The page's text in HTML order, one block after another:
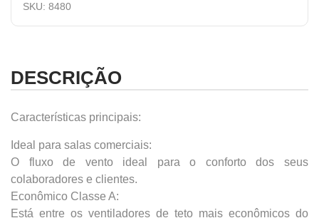
SKU: 8480
DESCRIÇÃO
Características principais:
Ideal para salas comerciais:
O fluxo de vento ideal para o conforto dos seus
colaboradores e clientes.
Econômico Classe A:
Está entre os ventiladores de teto mais econômicos do